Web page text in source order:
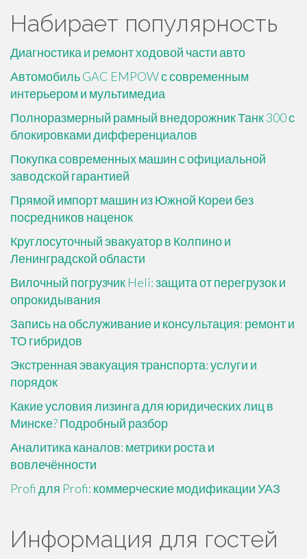
Набирает популярность
Диагностика и ремонт ходовой части авто
Автомобиль GAC EMPOW с современным
интерьером и мультимедиа
Полноразмерный рамный внедорожник Танк 300 с
блокировками дифференциалов
Покупка современных машин с официальной
заводской гарантией
Прямой импорт машин из Южной Кореи без
посредников наценок
Круглосуточный эвакуатор в Колпино и
Ленинградской области
Вилочный погрузчик Heli: защита от перегрузок и
опрокидывания
Запись на обслуживание и консультация: ремонт и
ТО гибридов
Экстренная эвакуация транспорта: услуги и
порядок
Какие условия лизинга для юридических лиц в
Минске? Подробный разбор
Аналитика каналов: метрики роста и
вовлечённости
Profi для Profi: коммерческие модификации УАЗ
Информация для гостей